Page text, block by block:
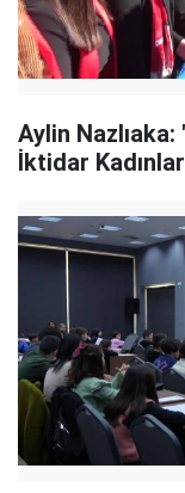
Aylin
İktidar